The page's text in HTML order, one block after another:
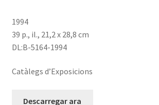
1994
39 p., il., 21,2 x 28,8 cm
DL:B-5164-1994
Catàlegs d’Exposicions
Descarregar ara